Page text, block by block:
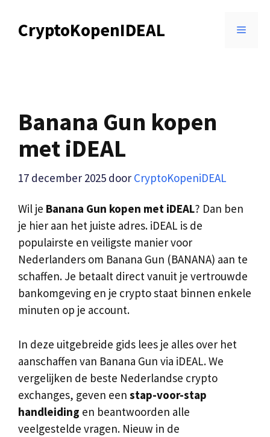
naarCryptoKopenIDEAL MENU
Banana Gun kopen
met iDEAL
17 december 2025 door CryptoKopeniDEAL
Wil je Banana Gun kopen met iDEAL? Dan ben
je hier aan het juiste adres. iDEAL is de
populairste en veiligste manier voor
Nederlanders om Banana Gun (BANANA) aan te
schaffen. Je betaalt direct vanuit je vertrouwde
bankomgeving en je crypto staat binnen enkele
minuten op je account.
In deze uitgebreide gids lees je alles over het
aanschaffen van Banana Gun via iDEAL. We
vergelijken de beste Nederlandse crypto
exchanges, geven een stap-voor-stap
handleiding en beantwoorden alle
veelgestelde vragen. Nieuw in de